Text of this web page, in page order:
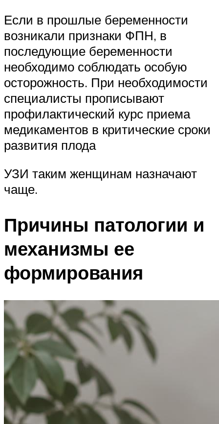
Если в прошлые беременности
возникали признаки ФПН, в
последующие беременности
необходимо соблюдать особую
осторожность. При необходимости
специалисты прописывают
профилактический курс приема
медикаментов в критические сроки
развития плода
УЗИ таким женщинам назначают
чаще.
Причины патологии и
механизмы ее
формирования